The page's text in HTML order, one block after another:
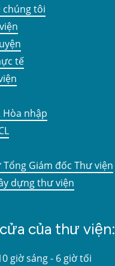
chúng tôi
tế
Hòa nhập
Giám đốc Thư viện
dựng thư viện
của thư viện:
giờ sáng - 6 giờ tối